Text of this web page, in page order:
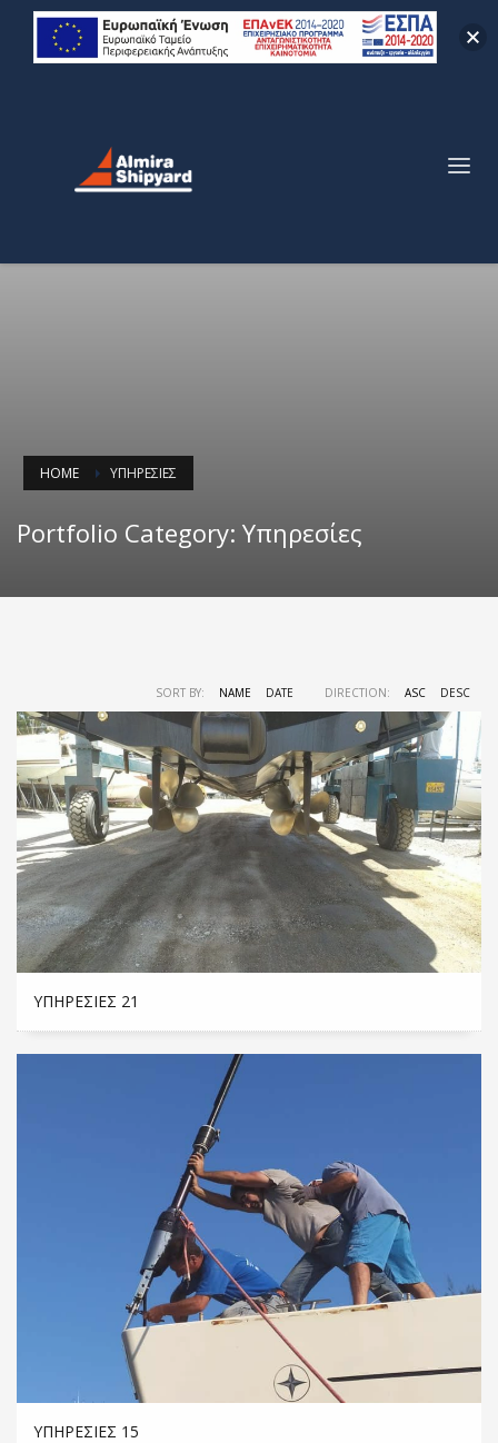
HOME ΥΠΗΡΕΣΊΕΣ
Portfolio Category: Υπηρεσίες
SORT BY: NAME DATE DIRECTION: ASC DESC
ΥΠΗΡΕΣΊΕΣ 21
ΥΠΗΡΕΣΊΕΣ 15